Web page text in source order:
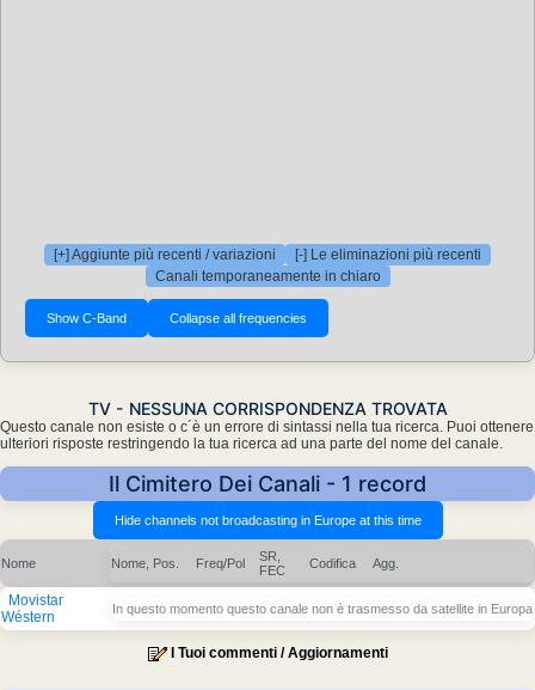
[+] Aggiunte più recenti / variazioni
[-] Le eliminazioni più recenti
Canali temporaneamente in chiaro
TV - NESSUNA CORRISPONDENZA TROVATA
Questo canale non esiste o c´è un errore di sintassi nella tua ricerca. Puoi ottenere
ulteriori risposte restringendo la tua ricerca ad una parte del nome del canale.
Il Cimitero Dei Canali - 1 record
Nome Nome, Pos. Freq/Pol
SR,
FEC
Codifica Agg.
Movistar
Wéstern
In questo momento questo canale non è trasmesso da satellite in Europa
I Tuoi commenti / Aggiornamenti